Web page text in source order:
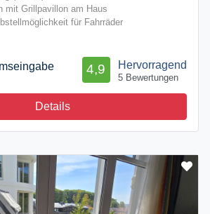
mit Grillpavillon am Haus
für Fahrräder
Hervorragend
4,9
5 Bewertungen
Details